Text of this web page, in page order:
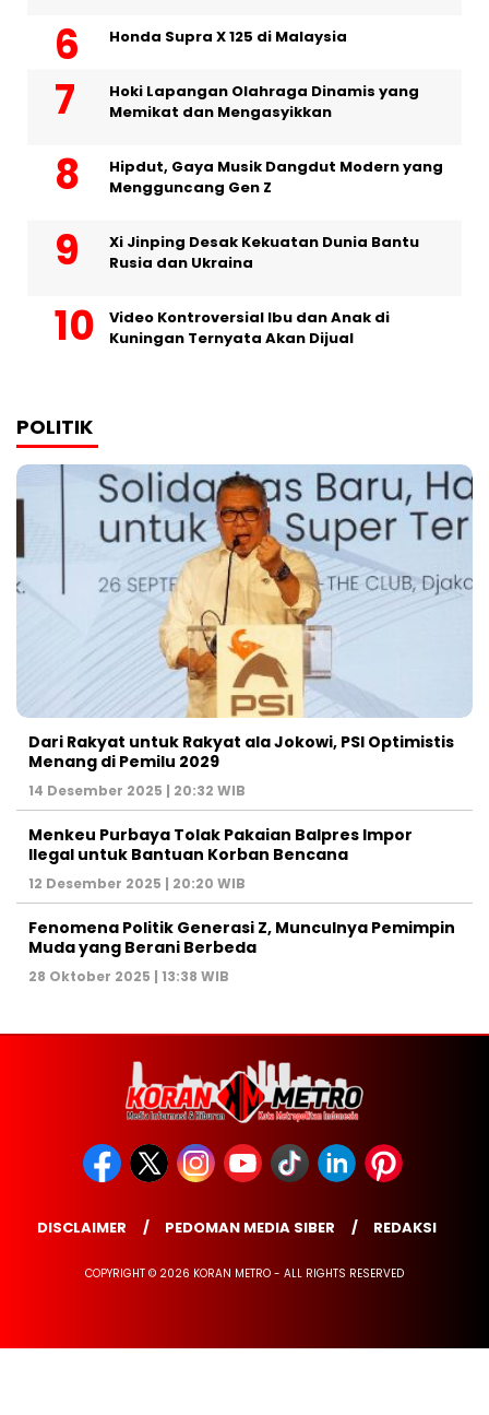
Honda Supra X 125 di Malaysia
Hoki Lapangan Olahraga Dinamis yang
Memikat dan Mengasyikkan
Hipdut, Gaya Musik Dangdut Modern yang
Mengguncang Gen Z
Xi Jinping Desak Kekuatan Dunia Bantu
Rusia dan Ukraina
Video Kontroversial Ibu dan Anak di
Kuningan Ternyata Akan Dijual
POLITIK
Dari Rakyat untuk Rakyat ala Jokowi, PSI Optimistis
Menang di Pemilu 2029
14 Desember 2025 | 20:32 WIB
Menkeu Purbaya Tolak Pakaian Balpres Impor
Ilegal untuk Bantuan Korban Bencana
12 Desember 2025 | 20:20 WIB
Fenomena Politik Generasi Z, Munculnya Pemimpin
Muda yang Berani Berbeda
28 Oktober 2025 | 13:38 WIB
DISCLAIMER PEDOMAN MEDIA SIBER REDAKSI
COPYRIGHT © 2026 KORAN METRO - ALL RIGHTS RESERVED